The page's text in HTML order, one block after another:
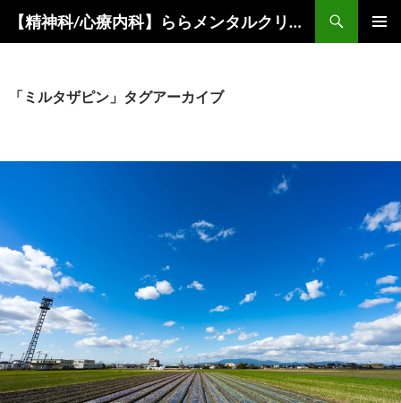
キ
【精神科/心療内科】ららメンタルクリニック
「ミルタザピン」タグアーカイブ